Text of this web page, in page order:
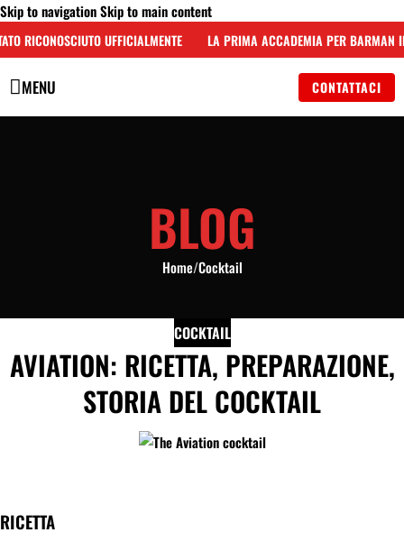
Skip to navigationSkip to main content
RICONOSCIUTO UFFICIALMENTE LA PRIMA ACCADEMIA PER BARMAN
MENU CONTATTACI
BLOG
Home/Cocktail
COCKTAIL
AVIATION: RICETTA, PREPARAZIONE,
STORIA DEL COCKTAIL
RICETTA